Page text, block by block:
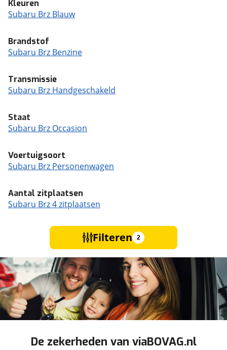
Kleuren
Subaru Brz Blauw
Brandstof
Subaru Brz Benzine
Transmissie
Subaru Brz Handgeschakeld
Staat
Subaru Brz Occasion
Voertuigsoort
Subaru Brz Personenwagen
Aantal zitplaatsen
Subaru Brz 4 zitplaatsen
Filteren 2
De zekerheden van viaBOVAG.nl